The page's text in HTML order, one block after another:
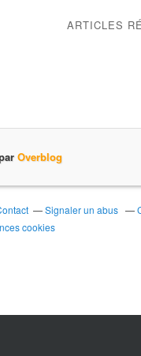
ARTICLES
Overblog
Signaler un abus
cookies